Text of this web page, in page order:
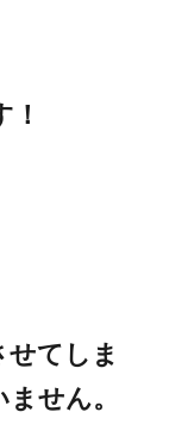
せてしま
せん。